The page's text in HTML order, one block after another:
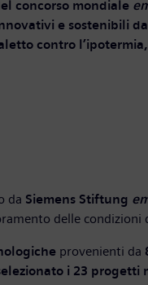
concorso mondiale
e sostenibili
contro
da Siemens Stiftung
delle condizioni
provenienti da
i 23 progetti